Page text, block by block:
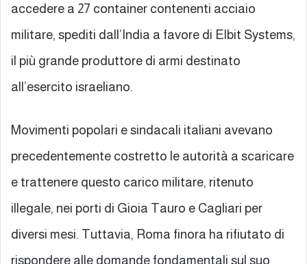
accedere a 27 container contenenti acciaio
militare, spediti dall’India a favore di Elbit Systems,
il più grande produttore di armi destinato
all’esercito israeliano.
Movimenti popolari e sindacali italiani avevano
precedentemente costretto le autorità a scaricare
e trattenere questo carico militare, ritenuto
illegale, nei porti di Gioia Tauro e Cagliari per
diversi mesi. Tuttavia, Roma finora ha rifiutato di
rispondere alle domande fondamentali sul suo